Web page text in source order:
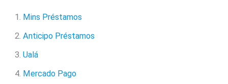
Mins Préstamos
Anticipo Préstamos
Ualá
Mercado Pago